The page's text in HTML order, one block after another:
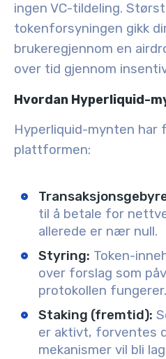
ingen VC-tildeling.
tokenforsyningen gikk
brukeregjennom en
over tid gjennom
Hvordan Hyperliquid-
Hyperliquid-mynten har
plattformen:
til å betale for
allerede er nær null.
Styring: Token-
over forslag som
protokollen fungerer.
Staking (fremtid):
er aktivt, forventes
mekanismer vil bli